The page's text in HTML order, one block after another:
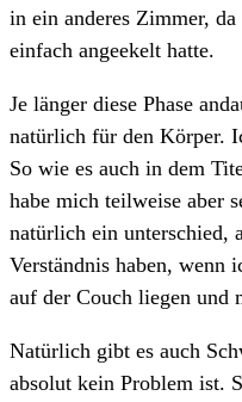
in ein anderes Zimmer,
einfach angeekelt hatte.
Je länger diese Phase
natürlich für den Körper.
So wie es auch in dem
habe mich teilweise aber
natürlich ein unterschied,
Verständnis haben, wenn
auf der Couch liegen und
Natürlich gibt es auch
absolut kein Problem ist.